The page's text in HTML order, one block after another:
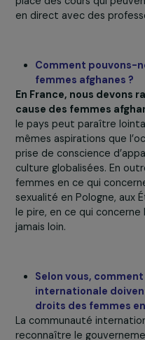
sont ses objectifs
L’Association FEMAID
depuis 30 ans s’est
de 11 à 18 ans à
cours secrets chez
travail et que nous
énorme dans le pays
place des cours qui
en direct avec des
En France, nous
cause des femmes
le pays peut paraître
mêmes aspirations que